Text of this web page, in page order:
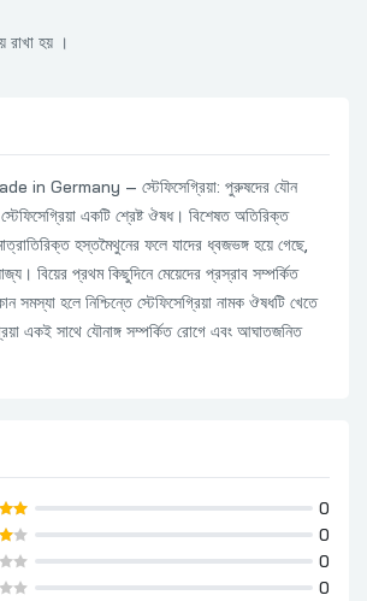
রাখা হয় ।
in Germany – স্টেফিসেগ্রিয়া: পুরুষদের যৌন
একটি শ্রেষ্ট ঔষধ। বিশেষত অতিরিক্ত
হস্তমৈথুনের ফলে যাদের ধ্বজভঙ্গ হয়ে গেছে,
বিয়ের প্রথম কিছুদিনে মেয়েদের প্রস্রাব সম্পর্কিত
সমস্যা হলে নিশ্চিন্তে স্টেফিসেগ্রিয়া নামক ঔষধটি খেতে
একই সাথে যৌনাঙ্গ সম্পর্কিত রোগে এবং আঘাতজনিত
0
0
0
0